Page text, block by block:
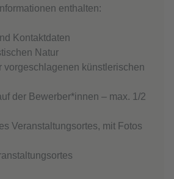
enthalten:
Kontaktdaten
Natur
vorgeschlagenen künstlerischen
der Bewerber*innen – max. 1/2
Veranstaltungsortes, mit Fotos